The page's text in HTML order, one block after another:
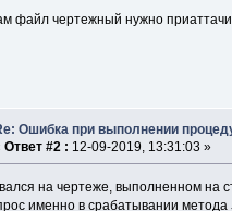
файл чертежный нужно
Ошибка при выполнении
Ответ #2 : 12-09-2019, 13:31:03 »
на чертеже, выполненном на
именно в срабатывании метода